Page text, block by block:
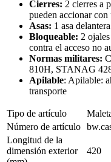
Cierres: 2 cierres a
pueden accionar con
Asas: 1 asa
Bloqueable: 2
contra el acceso no
Normas militares:
810H, STANAG
Apilable: Apilable:
transporte
Tipo de artículo
Número de artículo
Longitud de la
dimensión exterior
420